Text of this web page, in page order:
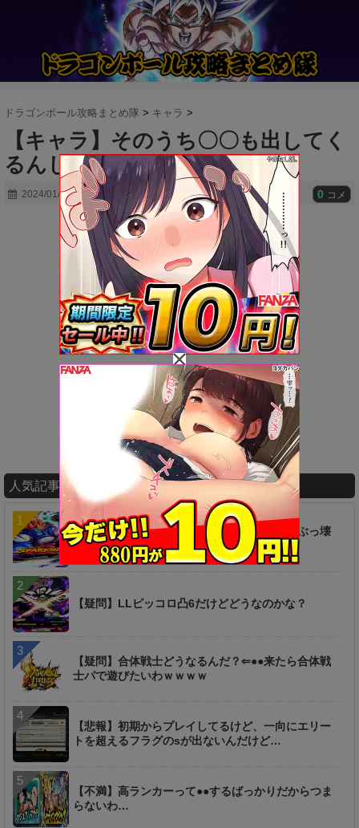
ドラゴンボール攻略まとめ隊 > キャラ >
【キャラ】そのうち〇〇も出してく
るんじゃない？
2024/01/21 0 コメ
人気記事ランキング
【衝撃】ヤバ過ぎィィ！！！あの新キャラがぶっ壊
れｷﾀ━━━━(ﾟ∀ﾟ)━━━━!!
【疑問】LLピッコロ凸6だけどどうなのかな？
【疑問】合体戦士どうなるんだ？⇐●●来たら合体戦
士パで遊びたいわｗｗｗｗ
【悲報】初期からプレイしてるけど、一向にエリー
トを超えるフラグのsが出ないんだけど…
【不満】高ランカーって●●するばっかりだからつま
らないわ…